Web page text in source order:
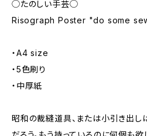
◯たのしい手芸◯
Risograph Poster "do some
・A4 size
・5色刷り
・中厚紙
昭和の裁縫道具、または小引き出し